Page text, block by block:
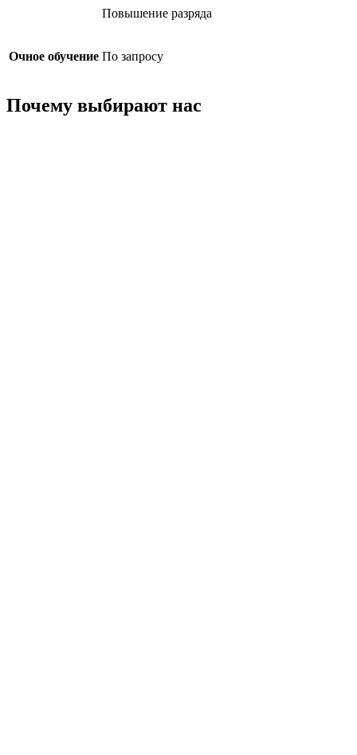
Повышение разряда
Очное обучение По запросу
Почему выбирают нас